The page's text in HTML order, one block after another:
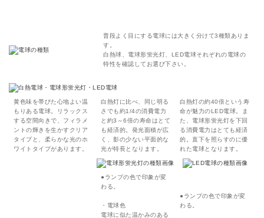
普段よく目にする電球には大きく分けて3種類ありま
す。
白熱球、電球形蛍光灯、LED電球それぞれの電球の
特性を確認してお選び下さい。
黄色味を帯びた心地よい温
もりある電球。リラックス
する空間向きで、フィラメ
ントの輝きを生かすクリア
タイプと、柔らかな光のホ
ワイトタイプがあります。
白熱灯に比べ、同じ明る
さでも約1/4の消費電力
と約3～6倍の寿命はとて
も経済的。発光面積が広
く、影の少ない平面的な
光が特長となります。
白熱灯の約40倍という寿
命が魅力のLED電球。ま
た、電球形蛍光灯を下回
る消費電力はとても経済
的。直下を照らすのに優
れた電球となります。
●ランプの色で印象が変
わる。
・電球色
電球に似た温かみのある
●ランプの色で印象が変
わる。